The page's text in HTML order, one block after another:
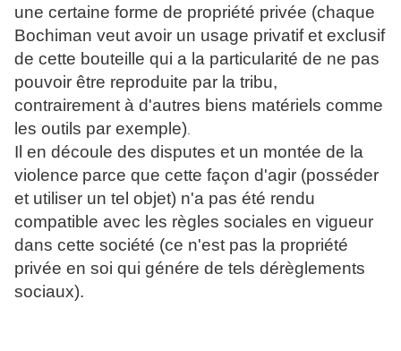
une certaine forme de propriété privée (chaque
Bochiman veut avoir un usage privatif et exclusif
de cette bouteille qui a la particularité de ne pas
pouvoir être reproduite par la tribu,
contrairement à d'autres biens matériels comme
les outils par exemple)
Il en découle des disputes et un montée de la
violence parce que cette façon d'agir (posséder
et utiliser un tel objet) n'a pas été rendu
compatible avec les règles sociales en vigueur
dans cette société (ce n'est pas la propriété
privée en soi qui génére de tels dérèglements
sociaux).